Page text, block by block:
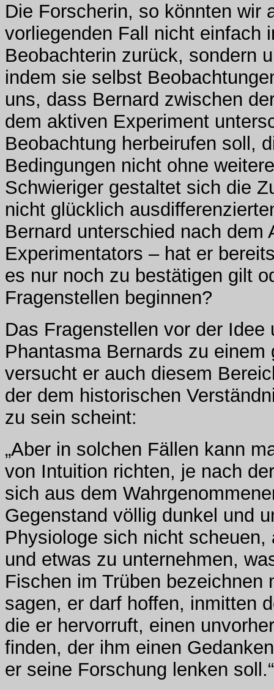
Die Forscherin, so könnten wir
vorliegenden Fall nicht einfach
Beobachterin zurück, sondern
indem sie selbst
uns, dass Bernard zwischen
dem aktiven Experiment
Beobachtung herbeirufen soll,
Bedingungen nicht ohne
Schwieriger gestaltet sich die
nicht glücklich
Bernard unterschied nach dem
Experimentators – hat er
es nur noch zu bestätigen gilt
Fragenstellen beginnen?
Das Fragenstellen vor der
Phantasma Bernards zu einem
versucht er auch diesem
der dem historischen
zu sein scheint:
„Aber in solchen Fällen kann
von Intuition richten, je nach
sich aus dem
Gegenstand völlig dunkel und
Physiologe sich nicht
und etwas zu unternehmen,
Fischen im Trüben bezeichnen
sagen, er darf hoffen, inmitten
die er hervorruft, einen
finden, der ihm einen
er seine Forschung lenken soll.“